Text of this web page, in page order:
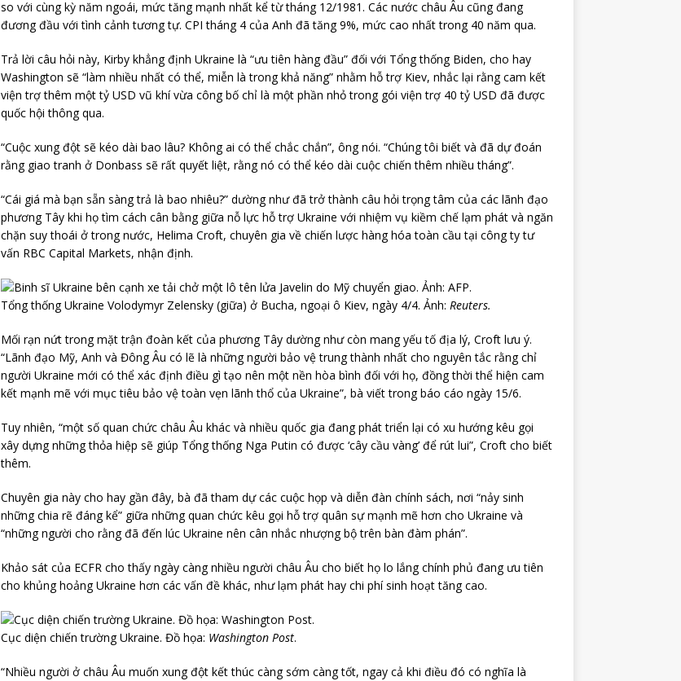
so với cùng kỳ năm ngoái, mức tăng mạnh nhất kể từ tháng 12/1981. Các nước châu Âu cũng đang
đương đầu với tình cảnh tương tự. CPI tháng 4 của Anh đã tăng 9%, mức cao nhất trong 40 năm qua.
Trả lời câu hỏi này, Kirby khẳng định Ukraine là “ưu tiên hàng đầu” đối với Tổng thống Biden, cho hay
Washington sẽ “làm nhiều nhất có thể, miễn là trong khả năng” nhằm hỗ trợ Kiev, nhắc lại rằng cam kết
viện trợ thêm một tỷ USD vũ khí vừa công bố chỉ là một phần nhỏ trong gói viện trợ 40 tỷ USD đã được
quốc hội thông qua.
“Cuộc xung đột sẽ kéo dài bao lâu? Không ai có thể chắc chắn”, ông nói. “Chúng tôi biết và đã dự đoán
rằng giao tranh ở Donbass sẽ rất quyết liệt, rằng nó có thể kéo dài cuộc chiến thêm nhiều tháng”.
“Cái giá mà bạn sẵn sàng trả là bao nhiêu?” dường như đã trở thành câu hỏi trọng tâm của các lãnh đạo
phương Tây khi họ tìm cách cân bằng giữa nỗ lực hỗ trợ Ukraine với nhiệm vụ kiềm chế lạm phát và ngăn
chặn suy thoái ở trong nước, Helima Croft, chuyên gia về chiến lược hàng hóa toàn cầu tại công ty tư
vấn RBC Capital Markets, nhận định.
Tổng thống Ukraine Volodymyr Zelensky (giữa) ở Bucha, ngoại ô Kiev, ngày 4/4. Ảnh: Reuters.
Mối rạn nứt trong mặt trận đoàn kết của phương Tây dường như còn mang yếu tố địa lý, Croft lưu ý.
“Lãnh đạo Mỹ, Anh và Đông Âu có lẽ là những người bảo vệ trung thành nhất cho nguyên tắc rằng chỉ
người Ukraine mới có thể xác định điều gì tạo nên một nền hòa bình đối với họ, đồng thời thể hiện cam
kết mạnh mẽ với mục tiêu bảo vệ toàn vẹn lãnh thổ của Ukraine”, bà viết trong báo cáo ngày 15/6.
Tuy nhiên, “một số quan chức châu Âu khác và nhiều quốc gia đang phát triển lại có xu hướng kêu gọi
xây dựng những thỏa hiệp sẽ giúp Tổng thống Nga Putin có được ‘cây cầu vàng’ để rút lui”, Croft cho biết
thêm.
Chuyên gia này cho hay gần đây, bà đã tham dự các cuộc họp và diễn đàn chính sách, nơi “nảy sinh
những chia rẽ đáng kể” giữa những quan chức kêu gọi hỗ trợ quân sự mạnh mẽ hơn cho Ukraine và
“những người cho rằng đã đến lúc Ukraine nên cân nhắc nhượng bộ trên bàn đàm phán”.
Khảo sát của ECFR cho thấy ngày càng nhiều người châu Âu cho biết họ lo lắng chính phủ đang ưu tiên
cho khủng hoảng Ukraine hơn các vấn đề khác, như lạm phát hay chi phí sinh hoạt tăng cao.
Cục diện chiến trường Ukraine. Đồ họa: Washington Post.
“Nhiều người ở châu Âu muốn xung đột kết thúc càng sớm càng tốt, ngay cả khi điều đó có nghĩa là